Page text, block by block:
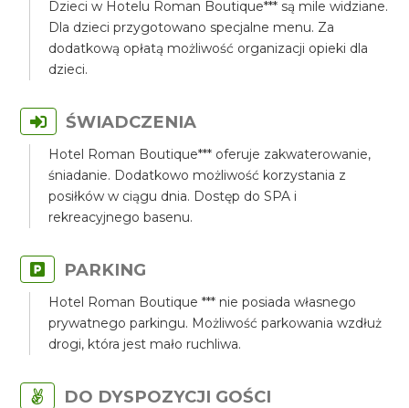
Dzieci w Hotelu Roman Boutique*** są mile widziane.
Dla dzieci przygotowano specjalne menu. Za
dodatkową opłatą możliwość organizacji opieki dla
dzieci.
ŚWIADCZENIA
Hotel Roman Boutique*** oferuje zakwaterowanie,
śniadanie. Dodatkowo możliwość korzystania z
posiłków w ciągu dnia. Dostęp do SPA i
rekreacyjnego basenu.
PARKING
Hotel Roman Boutique *** nie posiada własnego
prywatnego parkingu. Możliwość parkowania wzdłuż
drogi, która jest mało ruchliwa.
DO DYSPOZYCJI GOŚCI